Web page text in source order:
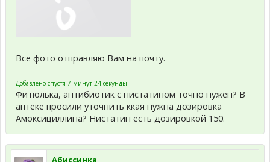
Все фото отправляю Вам на почту.
Добавлено спустя 7 минут 24 секунды:
Фитюлька, антибиотик с нистатином точно нужен? В
аптеке просили уточнить ккая нужна дозировка
Амоксициллина? Нистатин есть дозировкой 150.
Абиссинка